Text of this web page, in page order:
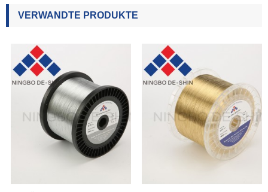
VERWANDTE PRODUKTE